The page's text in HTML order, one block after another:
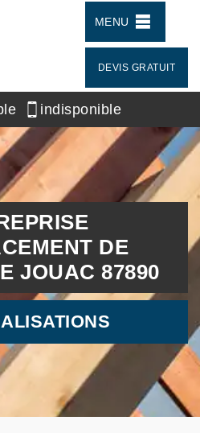
MENU
DEVIS GRATUIT
indisponible
DE
JOUAC 87890